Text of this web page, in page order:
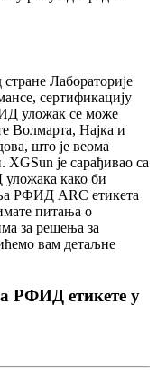
Лабораторије
сертификацију
уложак се може
Волмарта, Најка и
што је веома
XGSun је сарађивао са
како би
РФИД ARC етикета
питања о
за решења за
вам детаљне
РФИД етикете у